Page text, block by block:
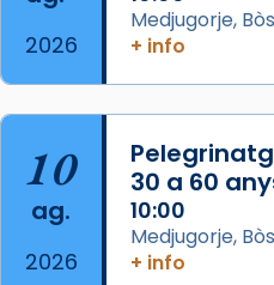
col·laboradors, a la
Mons. David Abadías.
📸 Dr. G. Simón
Photo
2026
Medjugorje,
+ info
10
ag.
2026
30 a 60
10:00
Medjugorje,
+ info